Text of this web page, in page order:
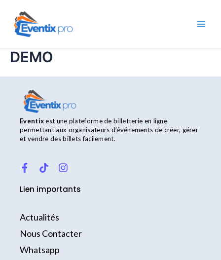
contenu
DEMO
Eventixest une plateforme de billetterie en ligne
permettant aux organisateurs d’événements de créer, gérer
et vendre des billets facilement.
F
a
c
e
o
o
k
-
f
T
i
k
t
k
I
n
s
t
a
Lien importants
Actualités
Nous Contacter
Whatsapp